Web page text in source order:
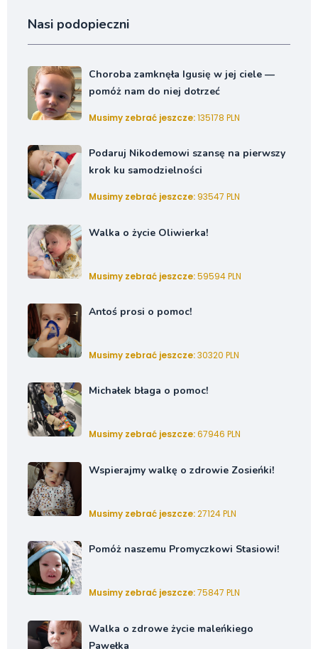
Nasi podopieczni
Choroba zamknęła Igusię w jej ciele —
pomóż nam do niej dotrzeć
Musimy zebrać jeszcze:135178 PLN
Podaruj Nikodemowi szansę na pierwszy
krok ku samodzielności
Musimy zebrać jeszcze:93547 PLN
Walka o życie Oliwierka!
Musimy zebrać jeszcze:59594 PLN
Antoś prosi o pomoc!
Musimy zebrać jeszcze:30320 PLN
Michałek błaga o pomoc!
Musimy zebrać jeszcze:67946 PLN
Wspierajmy walkę o zdrowie Zosieńki!
Musimy zebrać jeszcze:27124 PLN
Pomóż naszemu Promyczkowi Stasiowi!
Musimy zebrać jeszcze:75847 PLN
Walka o zdrowe życie maleńkiego
Pawełka